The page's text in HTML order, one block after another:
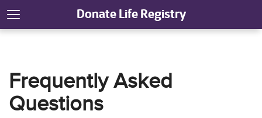
Donate Life Registry
Frequently Asked
Questions